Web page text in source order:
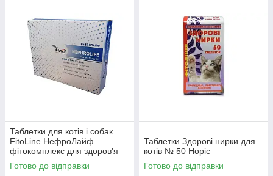
Таблетки для котів і собак
FitoLine НефроЛайф
фітокомплекс для здоров'я
нирок № 60 AnimAll
Готово до відправки
Таблетки Здорові нирки для
котів № 50 Норіс
Готово до відправки